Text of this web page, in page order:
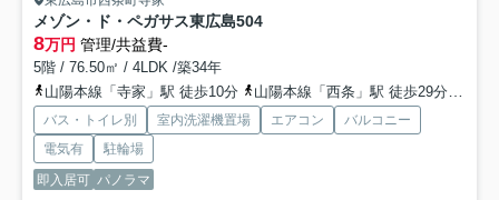
メゾン・ド・ペガサス東広島504
8万円 管理/共益費-
5階 / 76.50㎡ / 4LDK /築34年
山陽本線「寺家」駅 徒歩10分
山陽本線「西条」駅 徒歩29分
バス・トイレ別 室内洗濯機置場 エアコン
バルコニー
電気有
駐輪場
即入居可 パノラマ